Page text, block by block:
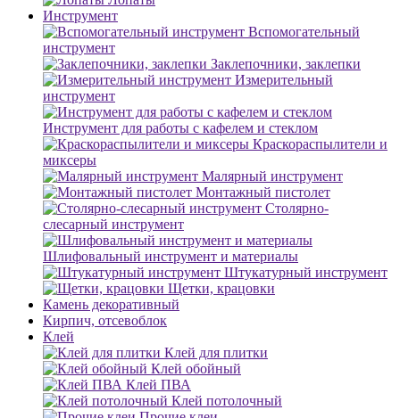
Инструмент
Вспомогательный
инструмент
Заклепочники, заклепки
Измерительный
инструмент
Инструмент для работы с кафелем и стеклом
Краскораспылители и
миксеры
Малярный инструмент
Монтажный пистолет
Столярно-
слесарный инструмент
Шлифовальный инструмент и материалы
Штукатурный инструмент
Щетки, крацовки
Камень декоративный
Кирпич, отсевоблок
Клей
Клей для плитки
Клей обойный
Клей ПВА
Клей потолочный